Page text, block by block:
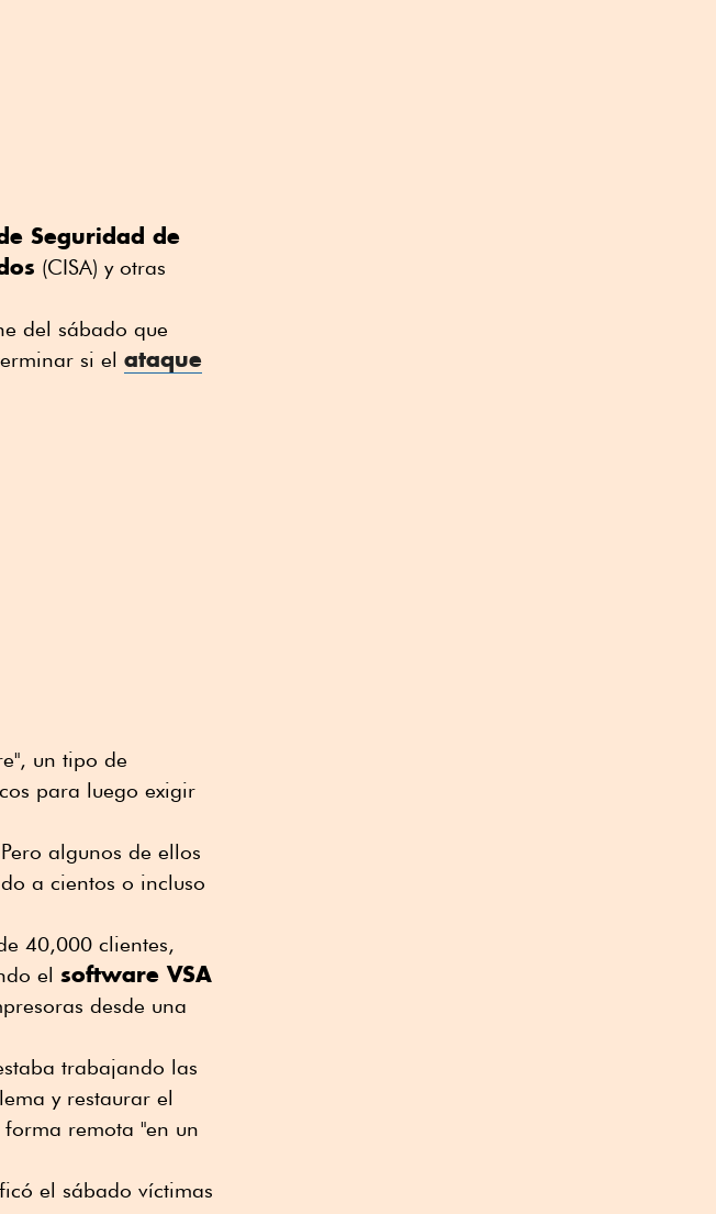
Seguridad de
(CISA) y otras
del sábado que
si el ataque
un tipo de
para luego exigir
algunos de ellos
a cientos o incluso
40,000 clientes,
el software VSA
desde una
trabajando las
y restaurar el
remota "en un
el sábado víctimas